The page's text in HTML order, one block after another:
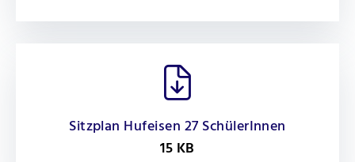
Sitzplan Hufeisen 27 SchülerInnen
15 KB